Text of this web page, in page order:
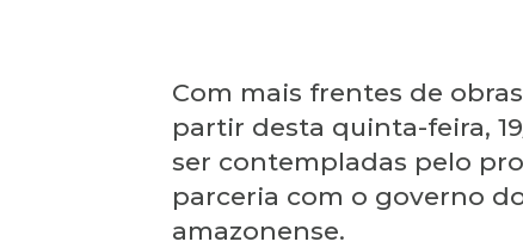
Com mais frentes de
partir desta quinta-feira,
ser contempladas pelo
parceria com o governo
amazonense.